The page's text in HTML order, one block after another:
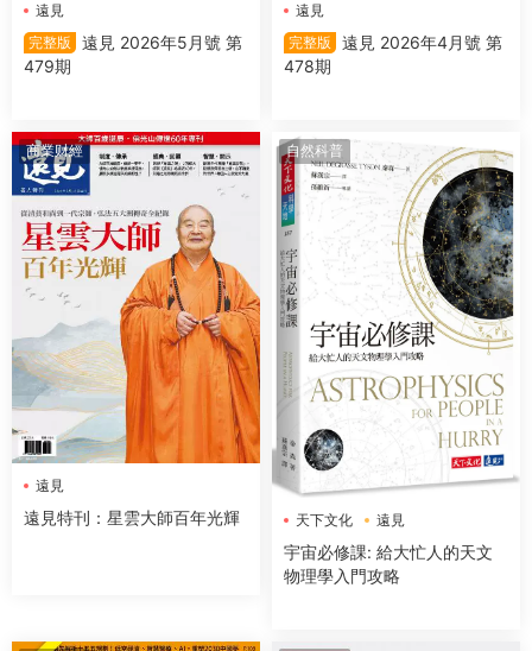
遠見
完整版
遠見 2026年5月號 第
479期
遠見
完整版
遠見 2026年4月號 第
478期
商業财經
遠見
遠見特刊：星雲大師百年光輝
自然科普
天下文化 遠見
宇宙必修課: 給大忙人的天文
物理學入門攻略